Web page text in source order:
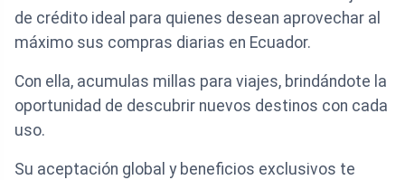
de crédito ideal para quienes desean aprovechar al
máximo sus compras diarias en Ecuador.
Con ella, acumulas millas para viajes, brindándote la
oportunidad de descubrir nuevos destinos con cada
uso.
Su aceptación global y beneficios exclusivos te